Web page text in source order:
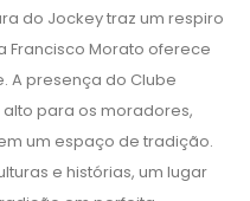
do Jockey traz um respiro
Francisco Morato oferece
A presença do Clube
para os moradores,
um espaço de tradição.
e histórias, um lugar